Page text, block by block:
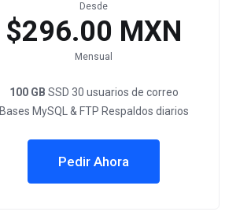
Desde
$296.00 MXN
Mensual
100 GB SSD 30 usuarios de correo
Bases MySQL & FTP Respaldos diarios
Pedir Ahora